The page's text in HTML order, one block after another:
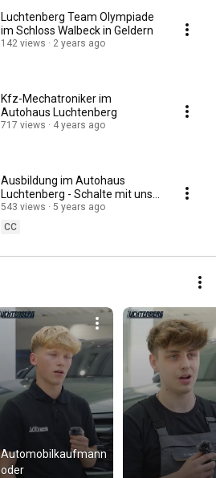
Luchtenberg Team Olympiade
im Schloss Walbeck in Geldern
142 views 2 years ago
Kfz-Mechatroniker im
Autohaus Luchtenberg
717 views 4 years ago
Ausbildung im Autohaus
Luchtenberg - Schalte mit uns
einen Gang höher!
543 views
5 years ago
CC
Automobilkaufmann
oder